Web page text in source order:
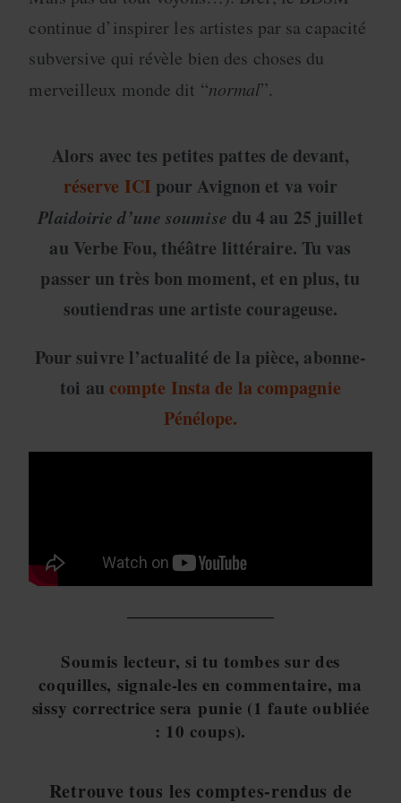
continue d’inspirer les artistes par sa capacité
subversive qui révèle bien des choses du
merveilleux monde dit “normal”.
Alors avec tes petites pattes de devant,
réserve ICI pour Avignon et va voir
Plaidoirie d’une soumise du 4 au 25 juillet
au Verbe Fou, théâtre littéraire. Tu vas
passer un très bon moment, et en plus, tu
soutiendras une artiste courageuse.
Pour suivre l’actualité de la pièce, abonne-
toi au compte Insta de la compagnie
Pénélope.
Soumis lecteur, si tu tombes sur des
coquilles, signale-les en commentaire, ma
sissy correctrice sera punie (1 faute oubliée
: 10 coups).
Retrouve tous les comptes-rendus de